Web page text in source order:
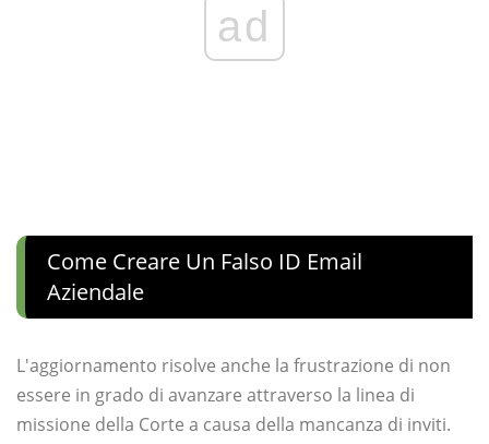
ad
Come Creare Un Falso ID Email
Aziendale
L'aggiornamento risolve anche la frustrazione di non
essere in grado di avanzare attraverso la linea di
missione della Corte a causa della mancanza di inviti.